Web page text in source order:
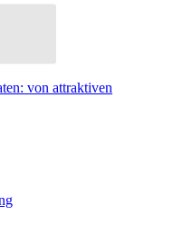
von attraktiven